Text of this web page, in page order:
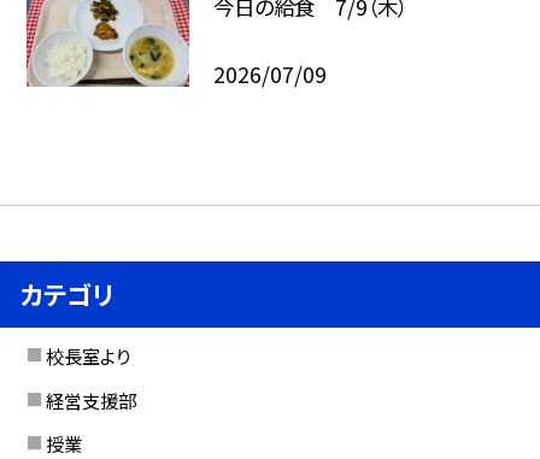
今日の給食 7/9（木）
2026/07/09
カテゴリ
校長室より
経営支援部
授業